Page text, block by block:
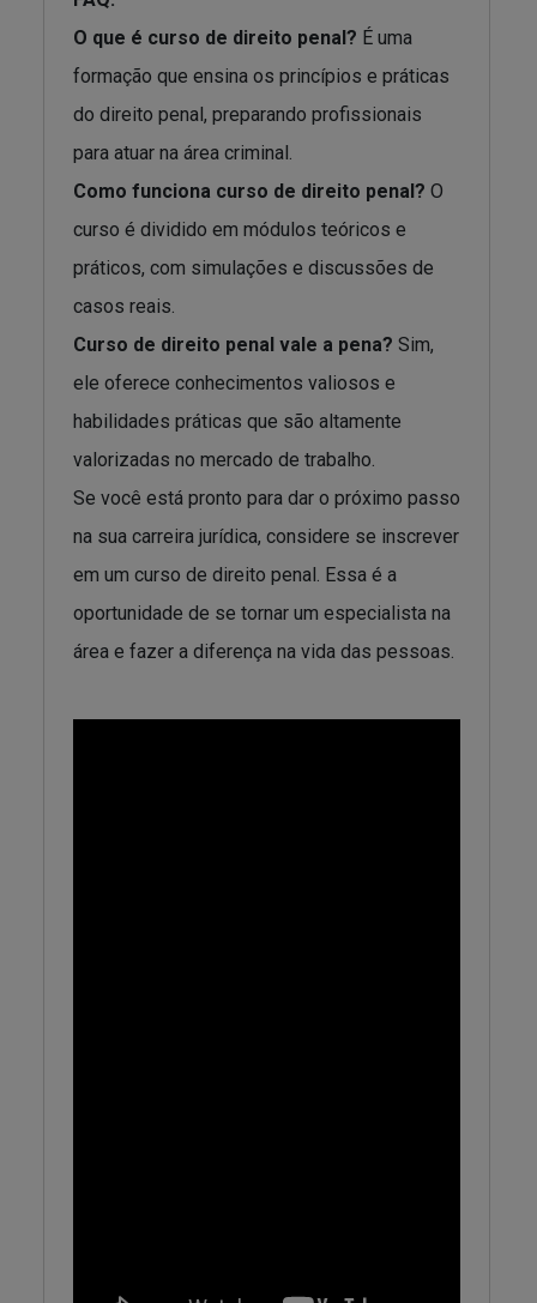
O que é curso de direito penal? É uma
formação que ensina os princípios e práticas
do direito penal, preparando profissionais
para atuar na área criminal.
Como funciona curso de direito penal? O
curso é dividido em módulos teóricos e
práticos, com simulações e discussões de
casos reais.
Curso de direito penal vale a pena? Sim,
ele oferece conhecimentos valiosos e
habilidades práticas que são altamente
valorizadas no mercado de trabalho.
Se você está pronto para dar o próximo passo
na sua carreira jurídica, considere se inscrever
em um curso de direito penal. Essa é a
oportunidade de se tornar um especialista na
área e fazer a diferença na vida das pessoas.